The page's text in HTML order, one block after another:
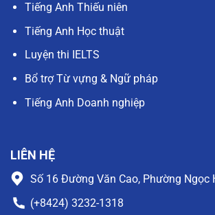
Tiếng Anh Thiếu niên
Tiếng Anh Học thuật
Luyện thi IELTS
Bổ trợ Từ vựng & Ngữ pháp
Tiếng Anh Doanh nghiệp
LIÊN HỆ
Số 16 Đường Văn Cao, Phường Ngọc
(+8424) 3232-1318